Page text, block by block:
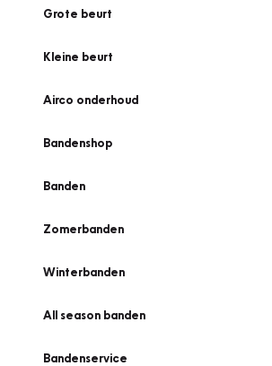
Grote beurt
Kleine beurt
Airco onderhoud
Bandenshop
Banden
Zomerbanden
Winterbanden
All season banden
Bandenservice